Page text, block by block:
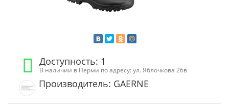
Доступность: 1
В наличии в Перми по адресу: ул. Яблочкова 26в
Производитель: GAERNE